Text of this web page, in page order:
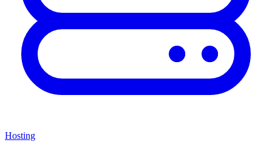
Hosting